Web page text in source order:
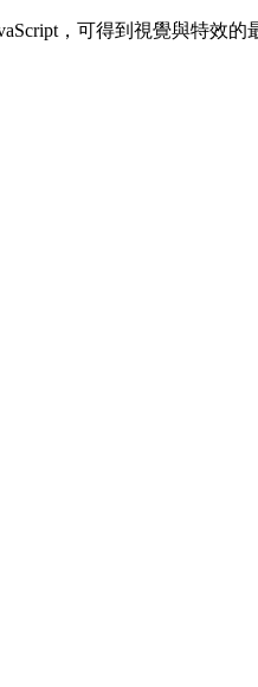
，可得到視覺與特效的